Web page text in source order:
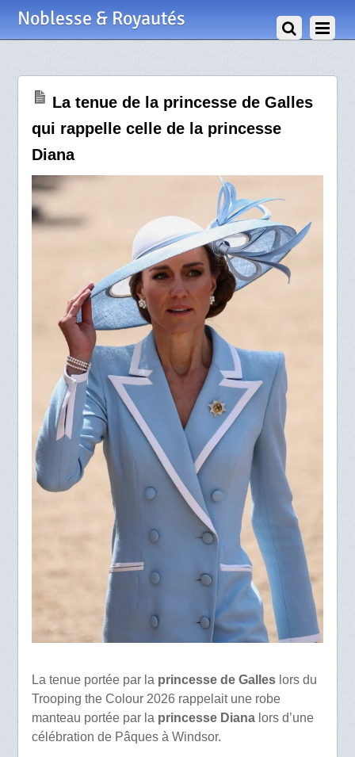
Noblesse & Royautés
La tenue de la princesse de Galles
qui rappelle celle de la princesse
Diana
La tenue portée par la princesse de Galleslors du
Trooping the Colour 2026 rappelait une robe
manteau portée par la princesse Dianalors d’une
célébration de Pâques à Windsor.